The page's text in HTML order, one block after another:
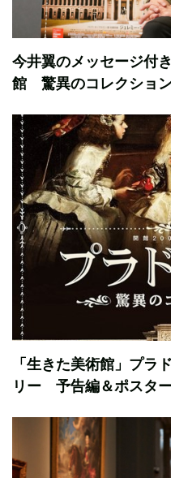
今井翼のメッセージ付
館 驚異のコレクション
「生きた美術館」プラ
リー 予告編＆ポスタ